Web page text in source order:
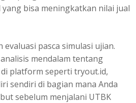
bisa meningkatkan nilai jual
pasca simulasi ujian.
mendalam tentang
platform seperti tryout.id,
sendiri di bagian mana Anda
sebelum menjalani UTBK